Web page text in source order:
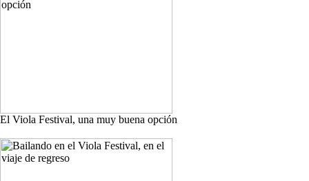
El Viola Festival, una muy buena opción